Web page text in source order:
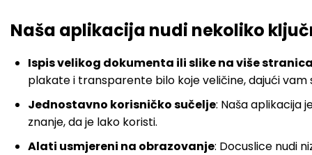
Naša aplikacija nudi nekoliko
Ispis velikog dokumenta ili slike na više
plakate i transparente bilo koje veličine, dajući
Jednostavno korisničko sučelje: Naša aplikacija
znanje, da je lako koristi.
Alati usmjereni na obrazovanje: Docuslice nudi